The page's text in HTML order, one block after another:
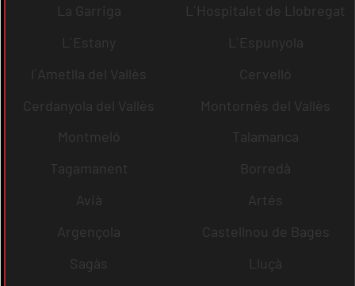
La Garriga
L´Hospitalet de Llobregat
L´Estany
L´Espunyola
l´Ametlla del Vallès
Cervelló
Cerdanyola del Vallès
Montornès del Vallès
Montmeló
Talamanca
Tagamanent
Borredà
Avià
Artés
Argençola
Castellnou de Bages
Sagàs
Lluçà